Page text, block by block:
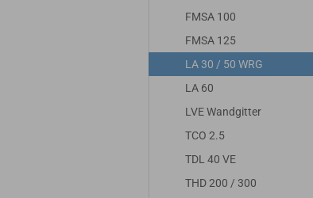
FMSA 100
FMSA 125
LA 30 / 50 WRG
LA 60
LVE Wandgitter
TCO 2.5
TDL 40 VE
THD 200 / 300